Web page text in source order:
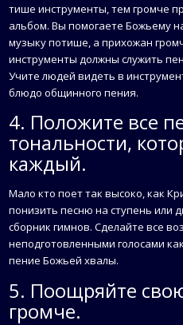
тише инструменты, тем громче
альбом. Вы помогаете Божьему
музыку потише, а прихожан
инструменты должны служить
Учите людей видеть в
блюдо общинного пения.
4. Положите все
тональности,
каждый.
Мало кто поет так высоко, как
понизить песню на ступень или
сборник гимнов. Сделайте все
неподготовленными голосами
пение Божьей хвалы.
5. Поощряйте
громче.